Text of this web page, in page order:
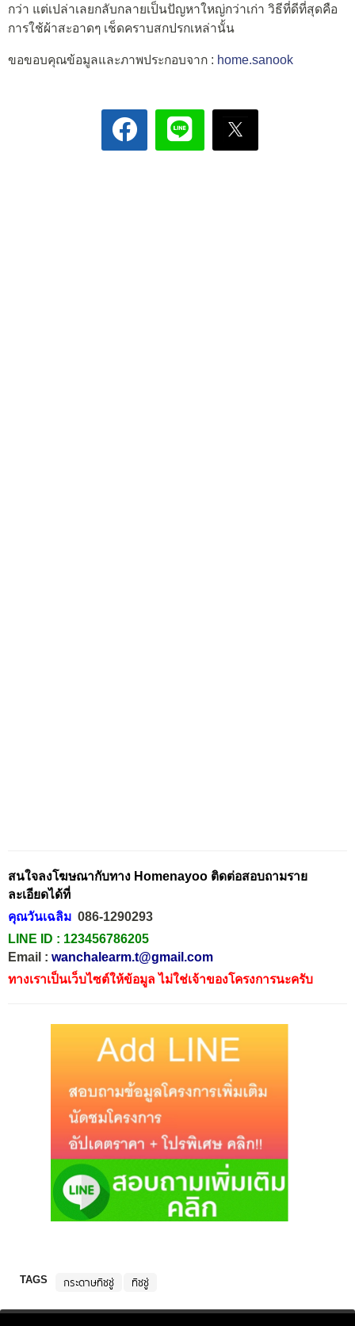
กว่า แต่เปล่าเลยกลับกลายเป็นปัญหาใหญ่กว่าเก่า วิธีที่ดีที่สุดคือ
การใช้ผ้าสะอาดๆ เช็ดคราบสกปรกเหล่านั้น
ขอขอบคุณข้อมูลและภาพประกอบจาก : home.sanook
สนใจลงโฆษณากับทาง Homenayoo ติดต่อสอบถามราย
ละเอียดได้ที่
คุณวันเฉลิม 086-1290293
LINE ID : 123456786205
Email : wanchalearm.t@gmail.com
ทางเราเป็นเว็บไซต์ให้ข้อมูล ไม่ใช่เจ้าของโครงการนะครับ
TAGS กระดาษทิชชู่ ทิชชู่